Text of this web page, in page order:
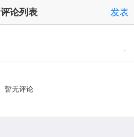
评论列表 发表
暂无评论